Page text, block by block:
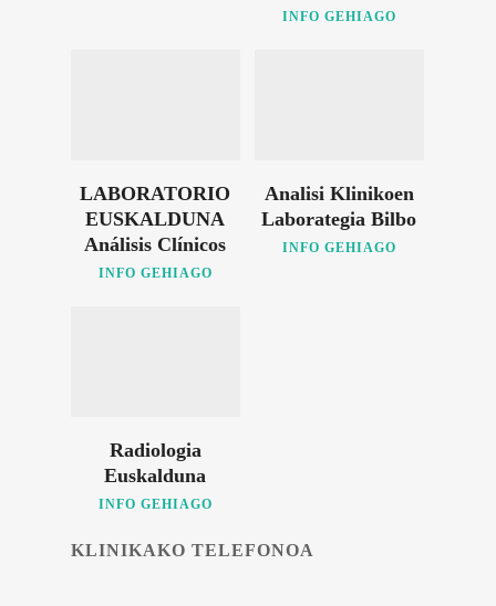
INFO GEHIAGO
LABORATORIO
EUSKALDUNA
Análisis Clínicos
INFO GEHIAGO
Analisi Klinikoen
Laborategia Bilbo
INFO GEHIAGO
Radiologia
Euskalduna
INFO GEHIAGO
KLINIKAKO TELEFONOA